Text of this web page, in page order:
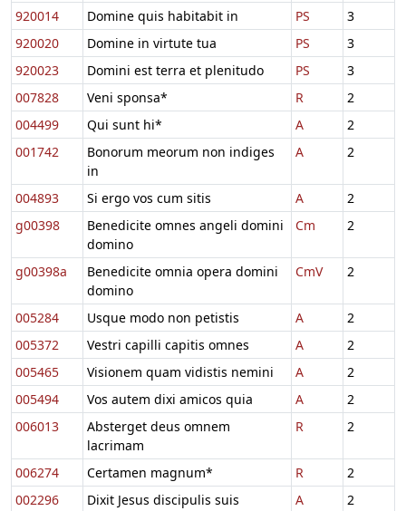
920014
Domine quis habitabit in PS
3
920020
Domine in virtute tua PS
3
920023
Domini est terra et plenitudo PS
3
007828
Veni sponsa* R
2
004499
Qui sunt hi* A
2
001742
Bonorum meorum non indiges
in
A 2
004893 Si ergo vos cum sitis A
2
g00398
Benedicite omnes angeli domini
domino
Cm 2
g00398a
Benedicite omnia opera domini
domino
CmV 2
005284 Usque modo non petistis A
2
005372
Vestri capilli capitis omnes A
2
005465
Visionem quam vidistis nemini A
2
005494
Vos autem dixi amicos quia A
2
006013
Absterget deus omnem
lacrimam
R 2
006274 Certamen magnum* R
2
002296
Dixit Jesus discipulis suis A
2